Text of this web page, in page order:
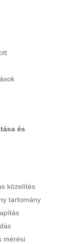
és
közelítés
tartomány
mérési